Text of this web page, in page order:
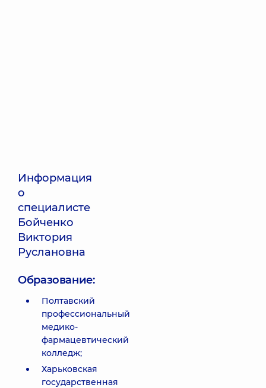
Информация
о
специалисте
Бойченко
Виктория
Руслановна
Образование:
Полтавский
профессиональный
медико-
фармацевтический
колледж;
Харьковская
государственная